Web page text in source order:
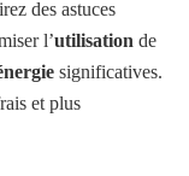
des astuces
l’utilisation de
significatives.
et plus